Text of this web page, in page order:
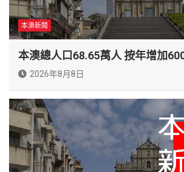
本澳新聞
本澳總人口68.65萬人 按年增加
2026年8月8日